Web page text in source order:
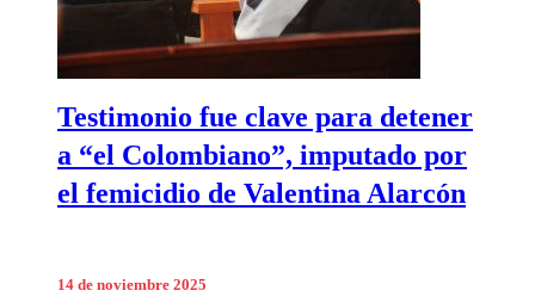
Testimonio fue clave para detener
a “el Colombiano”, imputado por
el femicidio de Valentina Alarcón
14 de noviembre 2025